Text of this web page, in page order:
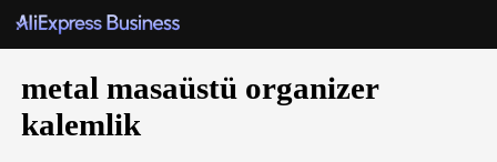
metal masaüstü organizer
kalemlik